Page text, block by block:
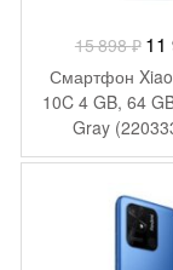
15 898₽
15
Смартфон
10C 4 GB, 64
Gray